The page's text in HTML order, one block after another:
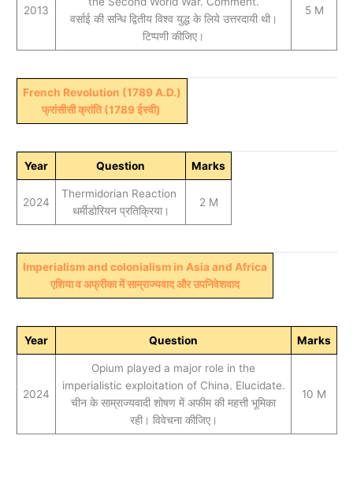
2013
वर्साई की सन्धि द्वितीय विश्व युद्ध के लिये उत्तरदायी थी।
टिप्पणी कीजिए।
5 M
French Revolution (1789 A.D.)
फ्रांसीसी क्रांति (1789 ईस्वी)
Year Question Marks
2024
Thermidorian Reaction
थर्मीडोरियन प्रतिक्रिया।
2 M
Imperialism and colonialism in Asia and Africa
एशिया व अफ्रीका में साम्राज्यवाद और उपनिवेशवाद
Year Question Marks
2024
Opium played a major role in the
imperialistic exploitation of China. Elucidate.
चीन के साम्राज्यवादी शोषण में अफीम की महत्ती भूमिका
रही। विवेचना कीजिए।
10 M